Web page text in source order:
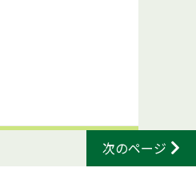
次のページ